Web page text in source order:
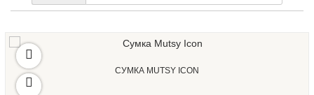
СУМКА MUTSY ICON